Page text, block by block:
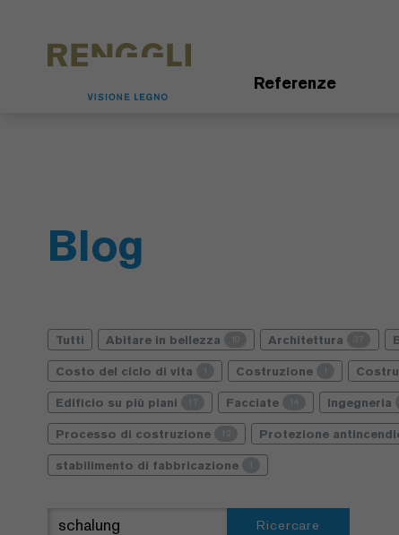
Referenze
Blog
Tutti Abitare in bellezza Architettura
Costo del ciclo di vita Costruzione
Edificio su più piani Facciate Ingegneria
Processo di costruzione Protezione
stabilimento di fabbricazione
Ricercare
Impostazioni della protezione dei dati